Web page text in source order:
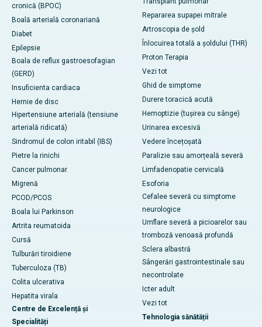
cronică (BPOC)
Boală arterială coronariană
Diabet
Epilepsie
Boala de reflux gastroesofagian
(GERD)
Insuficienta cardiaca
Hernie de disc
Hipertensiune arterială (tensiune
arterială ridicată)
Sindromul de colon iritabil (IBS)
Pietre la rinichi
Cancer pulmonar
Migrenă
PCOD/PCOS
Boala lui Parkinson
Artrita reumatoida
Cursă
Tulburări tiroidiene
Tuberculoza (TB)
Colita ulcerativa
Hepatita virala
Centre de Excelență și
Specialități
Repararea supapei mitrale
Artroscopia de șold
Înlocuirea totală a șoldului (THR)
Proton Terapia
Vezi tot
Ghid de simptome
Durere toracică acută
Hemoptizie (tușirea cu sânge)
Urinarea excesivă
Vedere încețoșată
Paralizie sau amorțeală severă
Limfadenopatie cervicală
Esoforia
Cefalee severă cu simptome
neurologice
Umflare severă a picioarelor sau
tromboză venoasă profundă
Sclera albastră
Sângerări gastrointestinale sau
necontrolate
Icter adult
Vezi tot
Tehnologia sănătății